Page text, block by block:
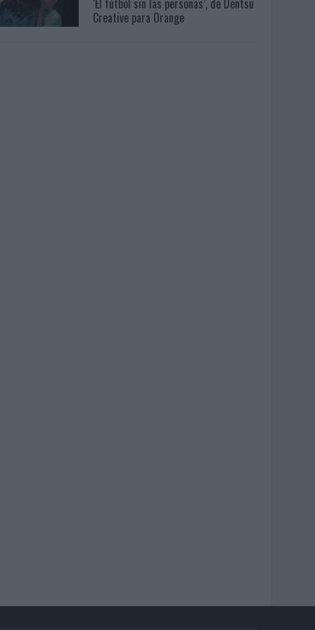
Creative para Orange